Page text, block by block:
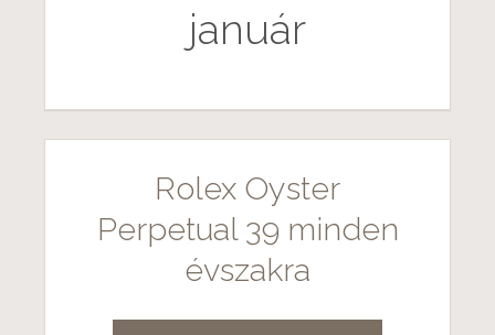
január
Rolex Oyster
Perpetual 39 minden
évszakra